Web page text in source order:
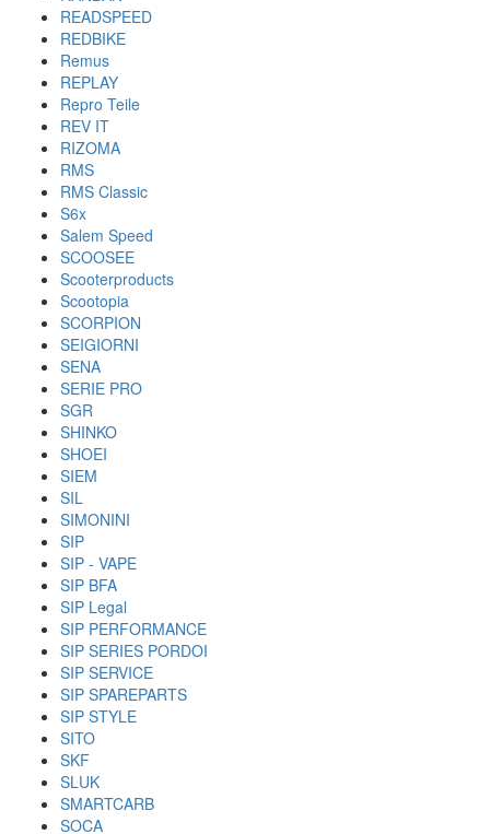
READSPEED
REDBIKE
Remus
REPLAY
Repro Teile
REV IT
RIZOMA
RMS
RMS Classic
S6x
Salem Speed
SCOOSEE
Scooterproducts
Scootopia
SCORPION
SEIGIORNI
SENA
SERIE PRO
SGR
SHINKO
SHOEI
SIEM
SIL
SIMONINI
SIP
SIP - VAPE
SIP BFA
SIP Legal
SIP PERFORMANCE
SIP SERIES PORDOI
SIP SERVICE
SIP SPAREPARTS
SIP STYLE
SITO
SKF
SLUK
SMARTCARB
SOCA